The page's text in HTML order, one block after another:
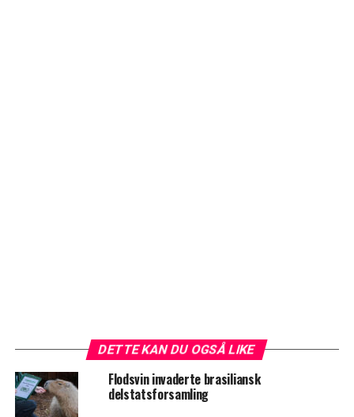
DETTE KAN DU OGSÅ LIKE
Flodsvin invaderte brasiliansk
delstatsforsamling